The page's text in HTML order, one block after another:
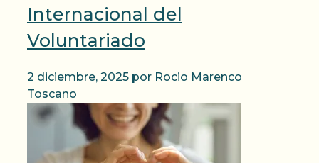
Internacional del
Voluntariado
2 diciembre, 2025 por Rocio Marenco
Toscano